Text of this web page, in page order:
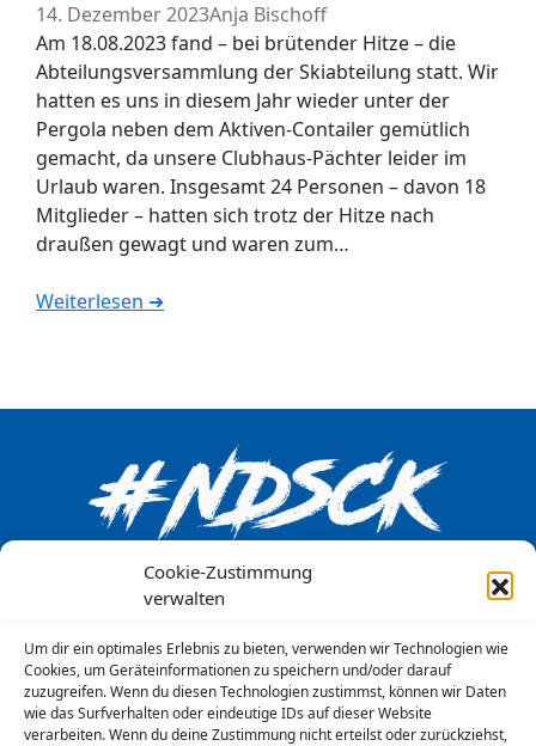
Cookie-Zustimmung
verwalten
Um dir ein optimales Erlebnis zu bieten, verwenden wir Technologien wie
Cookies, um Geräteinformationen zu speichern und/oder darauf
zuzugreifen. Wenn du diesen Technologien zustimmst, können wir Daten
wie das Surfverhalten oder eindeutige IDs auf dieser Website
verarbeiten. Wenn du deine Zustimmung nicht erteilst oder zurückziehst,
14. Dezember 2023Anja Bischoff
Am 18.08.2023 fand – bei brütender Hitze – die
Abteilungsversammlung der Skiabteilung statt. Wir
hatten es uns in diesem Jahr wieder unter der
Pergola neben dem Aktiven-Contailer gemütlich
gemacht, da unsere Clubhaus-Pächter leider im
Urlaub waren. Insgesamt 24 Personen – davon 18
Mitglieder – hatten sich trotz der Hitze nach
draußen gewagt und waren zum…
Weiterlesen ➜
Kontakt
Kalender
Downloads
Datenschutzerklärung